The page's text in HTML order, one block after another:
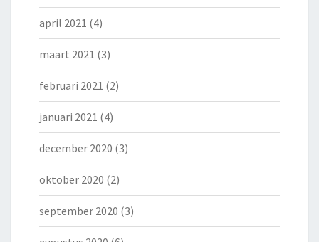
april 2021 (4)
maart 2021 (3)
februari 2021 (2)
januari 2021 (4)
december 2020 (3)
oktober 2020 (2)
september 2020 (3)